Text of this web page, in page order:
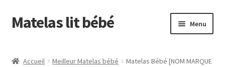
Aller
à
navigation
Aller
au
Matelas lit bébé Menu
Accueil Meilleur Matelas bébé
Matelas Bébé [NOM MARQUE